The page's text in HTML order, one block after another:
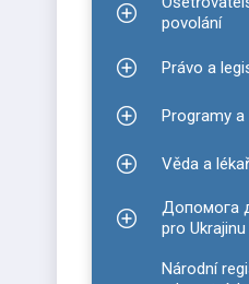
Zobrazitpovolání
ZobrazitPrávo a
ZobrazitProgramy
ZobrazitVěda a
Zobrazit
Допомога
pro Ukrajinu
Národní